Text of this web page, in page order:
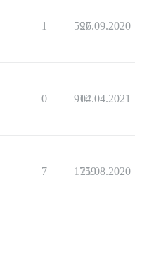
1 597
26.09.2020
0 914
02.04.2021
7 1759
21.08.2020